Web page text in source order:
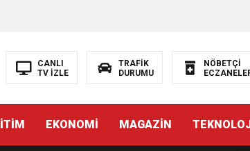
CANLI
TV İZLE
TRAFİK
DURUMU
NÖBETÇİ
EKONOMİ MAGAZİN
topluluğa dönüştü